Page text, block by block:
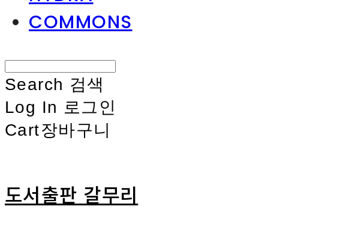
COMMONS
Search 검색
Log In 로그인
Cart장바구니
도서출판 갈무리